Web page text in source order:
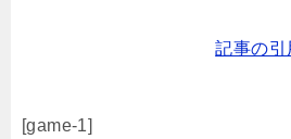
記事の
[game-1]